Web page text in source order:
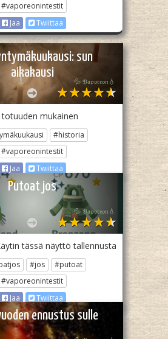
#vaporeonintestit
Jaa
Twiittaa
sun
aikakausi
💦 𝔙𝔞𝔭𝔬𝔯𝔢𝔬𝔫💧
totuuden mukainen
#historia
#vaporeonintestit
Jaa
Twiittaa
Putoat jos
💦 𝔙𝔞𝔭𝔬𝔯𝔢𝔬𝔫💧
tässä näyttö tallennusta
#jos
#putoat
#vaporeonintestit
Jaa
Twiittaa
ennustus sulle